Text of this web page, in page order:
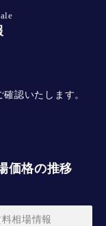
認いたします。
価格の推移
相場情報